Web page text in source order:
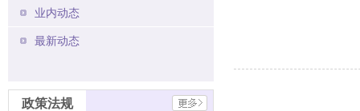
业内动态
最新动态
政策法规